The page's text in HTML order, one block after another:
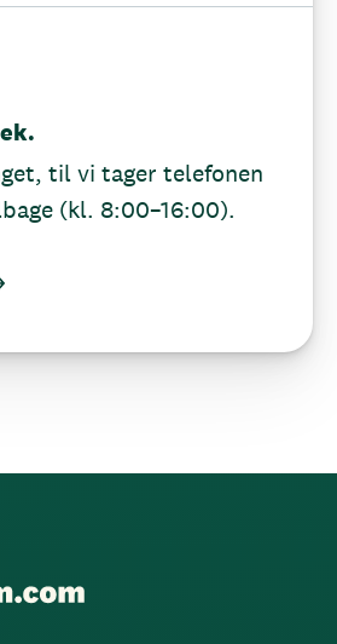
til vi tager telefonen
(kl. 8:00–16:00).